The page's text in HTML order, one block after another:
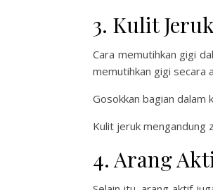
3. Kulit
Cara memutihkan gigi
memutihkan gigi secara
Gosokkan bagian dalam
Kulit jeruk mengandung
4. Arang